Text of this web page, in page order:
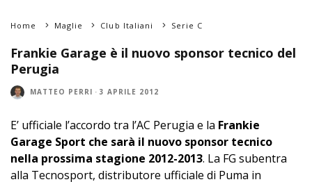
Home Maglie Club Italiani Serie C
Frankie Garage è il nuovo sponsor tecnico del
Perugia
MATTEO PERRI · 3 APRILE 2012
E’ ufficiale l’accordo tra l’AC Perugia e la Frankie
Garage Sport che sarà il nuovo sponsor tecnico
nella prossima stagione 2012-2013. La FG subentra
alla Tecnosport, distributore ufficiale di Puma in